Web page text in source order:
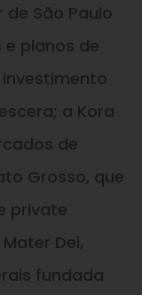
São Paulo
planos de
a Kora
de
Grosso, que
private
Dei,
fundada